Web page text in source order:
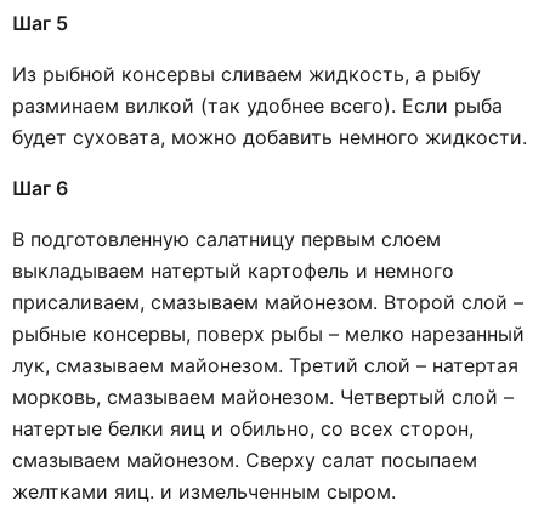
Шаг 5
Из рыбной консервы сливаем жидкость, а рыбу
разминаем вилкой (так удобнее всего). Если рыба
будет суховата, можно добавить немного жидкости.
Шаг 6
В подготовленную салатницу первым слоем
выкладываем натертый картофель и немного
присаливаем, смазываем майонезом. Второй слой –
рыбные консервы, поверх рыбы – мелко нарезанный
лук, смазываем майонезом. Третий слой – натертая
морковь, смазываем майонезом. Четвертый слой –
натертые белки яиц и обильно, со всех сторон,
смазываем майонезом. Сверху салат посыпаем
желтками яиц. и измельченным сыром.